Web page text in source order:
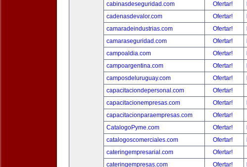
cabinasdeseguridad.com
Ofertar!
cadenasdevalor.com
Ofertar!
camaradeindustrias.com
Ofertar!
camaraseguridad.com
Ofertar!
campoaldia.com
Ofertar!
campoargentina.com
Ofertar!
camposdeluruguay.com
Ofertar!
capacitaciondepersonal.com
Ofertar!
capacitacionempresas.com
Ofertar!
capacitacionparaempresas.com
Ofertar!
CatalogoPyme.com
Ofertar!
catalogoscomerciales.com
Ofertar!
cateringempresarial.com
Ofertar!
cateringempresas.com
Ofertar!